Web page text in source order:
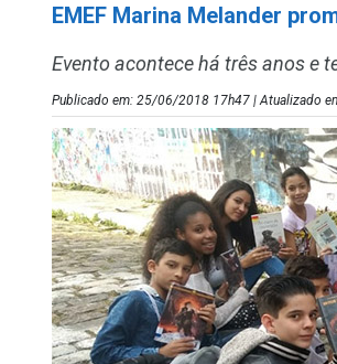
EMEF Marina Melander
Evento acontece há três anos e
Publicado em: 25/06/2018 17h47 | Atualizado